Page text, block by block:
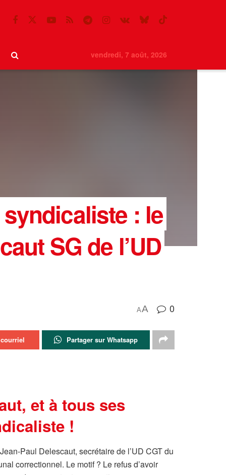
vendredi, 7 août, 2026
: le
SG de l’UD
AA 0
Partager sur Whatsapp
et à tous ses
!
Paul Delescaut, secrétaire de l’UD CGT du
correctionnel. Le motif ? Le refus d’avoir